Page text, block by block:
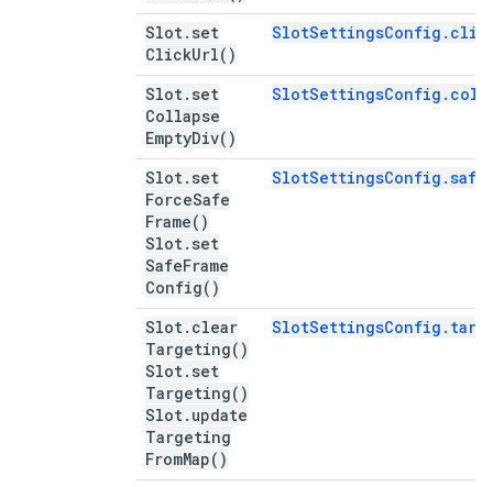
Slot. set
ClickUrl( )
Slot. set
Collapse
EmptyDiv( )
Slot. set
ForceSafe
Frame( )
Slot. set
SafeFrame
Config( )
Slot. clear
Targeting( )
Slot. set
Targeting( )
Slot. update
Targeting
FromMap( )